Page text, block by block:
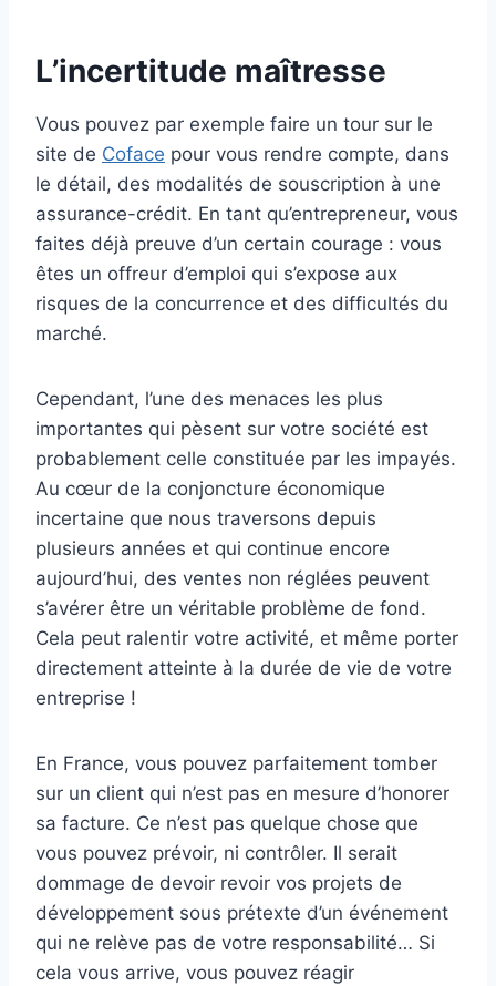
L’incertitude maîtresse
Vous pouvez par exemple faire un tour sur le
site de Coface pour vous rendre compte, dans
le détail, des modalités de souscription à une
assurance-crédit. En tant qu’entrepreneur, vous
faites déjà preuve d’un certain courage : vous
êtes un offreur d’emploi qui s’expose aux
risques de la concurrence et des difficultés du
marché.
Cependant, l’une des menaces les plus
importantes qui pèsent sur votre société est
probablement celle constituée par les impayés.
Au cœur de la conjoncture économique
incertaine que nous traversons depuis
plusieurs années et qui continue encore
aujourd’hui, des ventes non réglées peuvent
s’avérer être un véritable problème de fond.
Cela peut ralentir votre activité, et même porter
directement atteinte à la durée de vie de votre
entreprise !
En France, vous pouvez parfaitement tomber
sur un client qui n’est pas en mesure d’honorer
sa facture. Ce n’est pas quelque chose que
vous pouvez prévoir, ni contrôler. Il serait
dommage de devoir revoir vos projets de
développement sous prétexte d’un événement
qui ne relève pas de votre responsabilité… Si
cela vous arrive, vous pouvez réagir